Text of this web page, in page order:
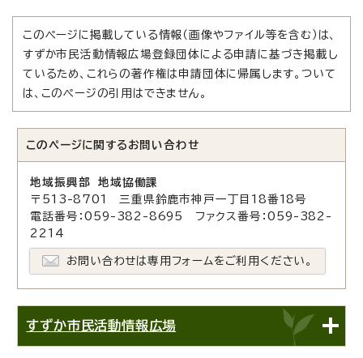
このページに掲載している情報（画像やファイル等を含む）は、
すずか市民活動情報広場登録団体による申請に基づき掲載し
ているため、これらの著作権は申請団体に帰属します。ついて
は、このページの引用はできません。
このページに関する お問い合わせ
地域振興部 地域協働課
〒513-8701 三重県鈴鹿市神戸一丁目18番18号
電話番号：059-382-8695 ファクス番号：059-382-
2214
お問い合わせは専用フォームをご利用ください。
すずか市民活動情報広場